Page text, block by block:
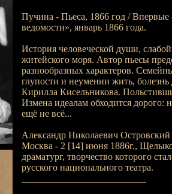
Пучина - Пьеса, 1866 год / Впервые
ведомости», январь 1866 года.
История человеческой души,
житейского моря. Автор пьесы
разнообразных характеров.
глупости и неумении жить,
Кирилла Кисельникова.
Измена идеалам обходится дорого:
ещё не всё...
Александр Николаевич Островский
Москва - 2 [14] июня 1886г.,
драматург, творчество которого
русского национального театра.